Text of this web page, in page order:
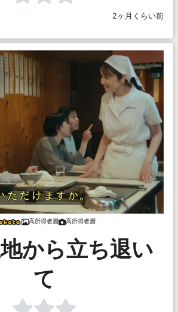
2ヶ月くらい前
高所得者層 高所得者層
から立ち退い
て